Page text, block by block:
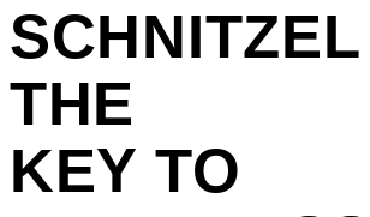
SCHNITZEL
THE
KEY TO